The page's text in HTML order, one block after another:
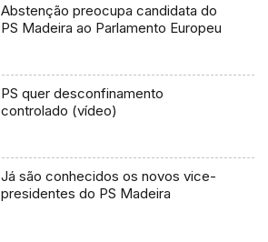
Abstenção preocupa candidata do
PS Madeira ao Parlamento Europeu
PS quer desconfinamento
controlado (vídeo)
Já são conhecidos os novos vice-
presidentes do PS Madeira